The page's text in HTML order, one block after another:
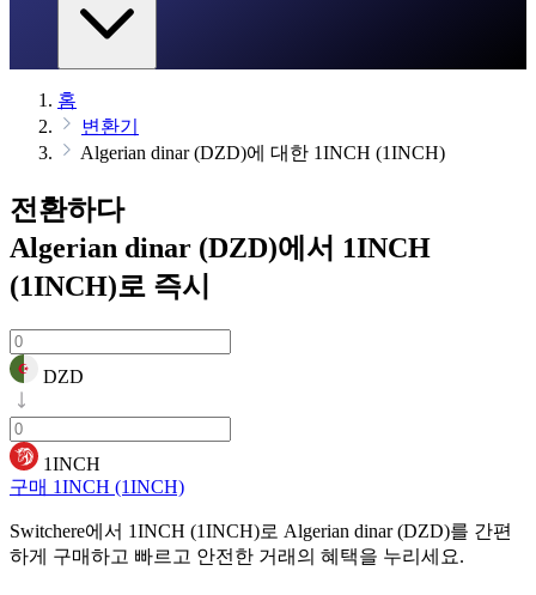
홈
변환기
Algerian dinar (DZD)에 대한 1INCH (1INCH)
전환하다
Algerian dinar (DZD)에서 1INCH
(1INCH)로 즉시
DZD
1INCH
구매 1INCH (1INCH)
Switchere에서 1INCH (1INCH)로 Algerian dinar (DZD)를 간편
하게 구매하고 빠르고 안전한 거래의 혜택을 누리세요.